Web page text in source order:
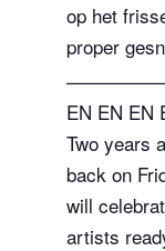
op het
proper
EN EN EN
Two years
back on
will
artists